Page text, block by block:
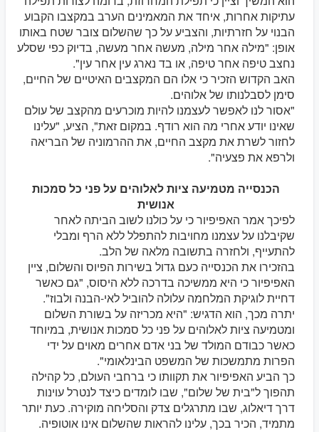
עתיקות אחרות, איחד את המאמינים הערב במקצבו הקבוע
הבנוי על חזרתיות, והצביע על כך שהשלום צובר שטח באותו
אופן: "מילה אחר מילה, מעשה אחר מעשה, בדיוק כפי שסלע
נחצב טיפה אחר טיפה, או בד נארג עין אחר עין".
האב הקדוש הזכיר כי אלו הם המקצבים האיטיים של החיים,
סימן לסבלנותו של אלוהים.
"אסור לנו לאפשר לעצמנו להיות מוכרעים מהקצב של עולם
שאינו יודע אחרי מה הוא רודף. במקום זאת", הציע, "עלינו
לחזור לשרת את מקצב החיים, את ההרמוניה של הבריאה
ולרפא את פצעיה".
הכנסייה מטמיעה ציות לאלוהים על פני כל סמכות
אנושית
לפיכך אמר האפיפיור כי על כולנו לשוב הביתה לאחר
שקיבלנו על עצמנו מחויבות להתפלל ללא הרף ומבלי
להתעייף, ולחזרה בתשובה מלאה של הלב.
בהזכירו את הכנסייה כעם גדול בשירות הפיוס והשלום, ציין
האפיפיור כי היא ממשיכה בדרכה ללא היסוס, "גם כאשר
דחיית לוגיקת המלחמה עלולה להוביל לאי-הבנה ולבוז".
יתרה מכך, הוא הדגיש: "היא מכריזה על בשורת השלום
ומטמיעה ציות לאלוהים על פני כל סמכות אנושית, במיוחד
כאשר כבודם המולד של בני אדם אחרים מאוים על ידי
הפרות מתמשכות של המשפט הבינלאומי".
כך הביע האפיפיור את תקוותו כי ברחבי העולם, כל קהילה
תהפוך ל"בית של שלום", שבו לומדים כיצד לנטרל עוינות
דרך דיאלוג, שבו מתרגלים צדק והסליחה מוקירה. כעת יותר
מתמיד, הכיר בכך, עלינו להראות שהשלום אינו אוטופיה.